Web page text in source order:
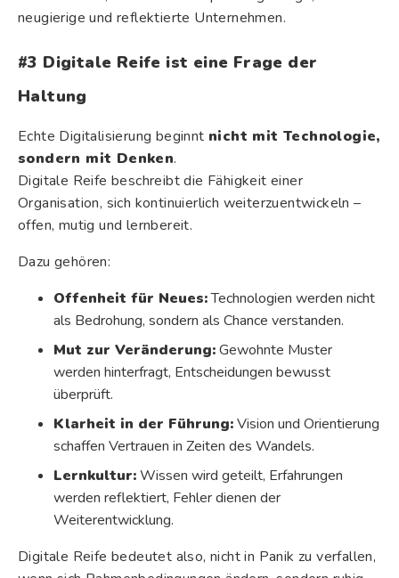
neugierige und reflektierte Unternehmen.
#3 Digitale Reife ist eine Frage der
Haltung
Echte Digitalisierung beginnt nicht mit Technologie,
sondern mit Denken.
Digitale Reife beschreibt die Fähigkeit einer
Organisation, sich kontinuierlich weiterzuentwickeln –
offen, mutig und lernbereit.
Dazu gehören:
Offenheit für Neues:Technologien werden nicht
als Bedrohung, sondern als Chance verstanden.
Mut zur Veränderung:Gewohnte Muster
werden hinterfragt, Entscheidungen bewusst
überprüft.
Klarheit in der Führung:Vision und Orientierung
schaffen Vertrauen in Zeiten des Wandels.
Lernkultur:Wissen wird geteilt, Erfahrungen
werden reflektiert, Fehler dienen der
Weiterentwicklung.
Digitale Reife bedeutet also, nicht in Panik zu verfallen,